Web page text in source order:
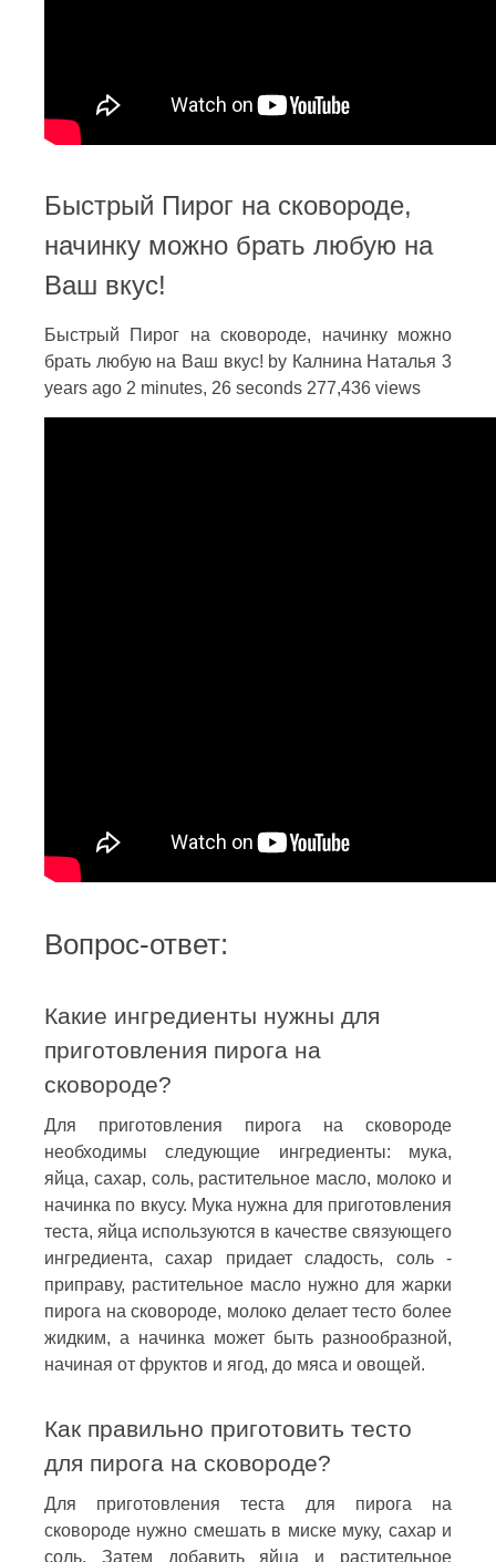
Быстрый Пирог на сковороде,
начинку можно брать любую на
Ваш вкус!
Быстрый Пирог на сковороде, начинку можно
брать любую на Ваш вкус! by Калнина Наталья 3
years ago 2 minutes, 26 seconds 277,436 views
Вопрос-ответ:
Какие ингредиенты нужны для
приготовления пирога на
сковороде?
Для приготовления пирога на сковороде
необходимы следующие ингредиенты: мука,
яйца, сахар, соль, растительное масло, молоко и
начинка по вкусу. Мука нужна для приготовления
теста, яйца используются в качестве связующего
ингредиента, сахар придает сладость, соль -
приправу, растительное масло нужно для жарки
пирога на сковороде, молоко делает тесто более
жидким, а начинка может быть разнообразной,
начиная от фруктов и ягод, до мяса и овощей.
Как правильно приготовить тесто
для пирога на сковороде?
Для приготовления теста для пирога на
сковороде нужно смешать в миске муку, сахар и
соль. Затем добавить яйца и растительное